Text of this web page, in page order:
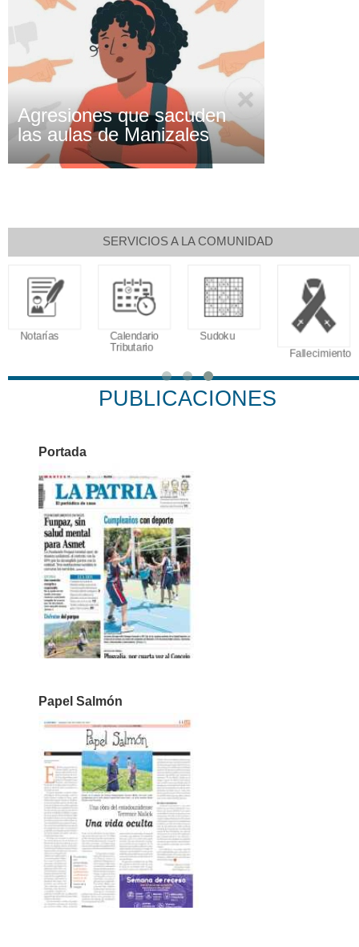
Agresiones que sacuden
las aulas de Manizales
SERVICIOS A LA COMUNIDAD
Notarías
Calendario
Tributario
Sudoku
Fallecimiento
PUBLICACIONES
Portada
Papel Salmón